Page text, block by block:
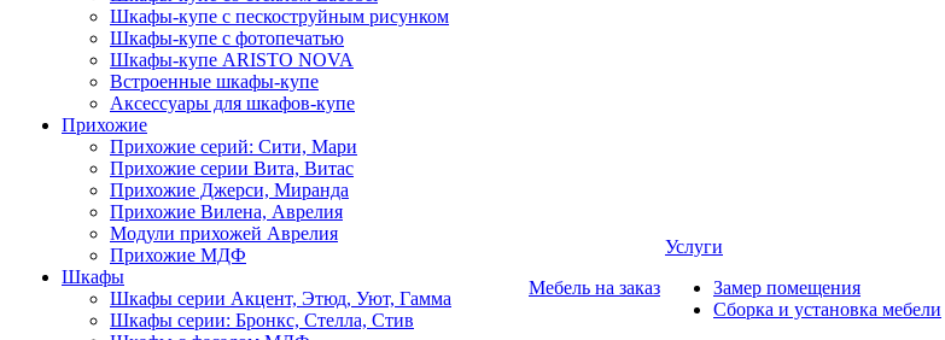
Шкафы-купе с пескоструйным рисунком
Шкафы-купе с фотопечатью
Шкафы-купе ARISTO NOVA
Встроенные шкафы-купе
Аксессуары для шкафов-купе
Прихожие
Прихожие серий: Сити, Мари
Прихожие серии Вита, Витас
Прихожие Джерси, Миранда
Прихожие Вилена, Аврелия
Модули прихожей Аврелия
Прихожие МДФ
Шкафы
Шкафы серии Акцент, Этюд, Уют, Гамма
Шкафы серии: Бронкс, Стелла, Стив
Мебель на заказ
Услуги
Замер помещения
Сборка и установка мебели